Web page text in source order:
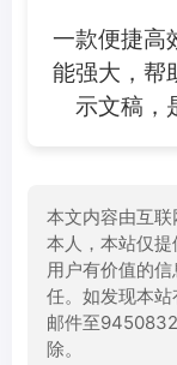
一款便捷高
能强大，帮
示文稿，
本文内容由互
本人，本站仅
用户有价值的
任。如发现本
邮件至
除。